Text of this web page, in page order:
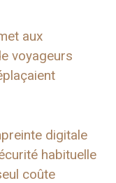
aux
voyageurs
digitale
habituelle
coûte